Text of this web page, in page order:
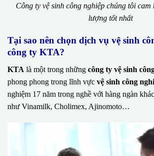
Công ty vệ sinh công nghiệp chúng tôi cam
lượng tốt nhất
Tại sao nên chọn dịch vụ vệ sinh
công ty KTA?
KTA là một trong những công ty vệ sinh
phong phong trong lĩnh vực vệ sinh công
nghiệm 17 năm trong nghề với hàng ngàn
như Vinamilk, Cholimex, Ajinomoto…